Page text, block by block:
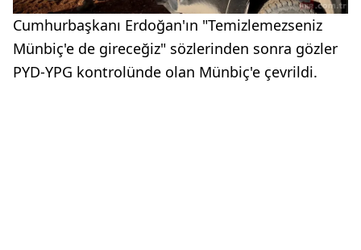
Cumhurbaşkanı Erdoğan'ın "Temizlemezseniz
Münbiç'e de gireceğiz" sözlerinden sonra gözler
PYD-YPG kontrolünde olan Münbiç'e çevrildi.